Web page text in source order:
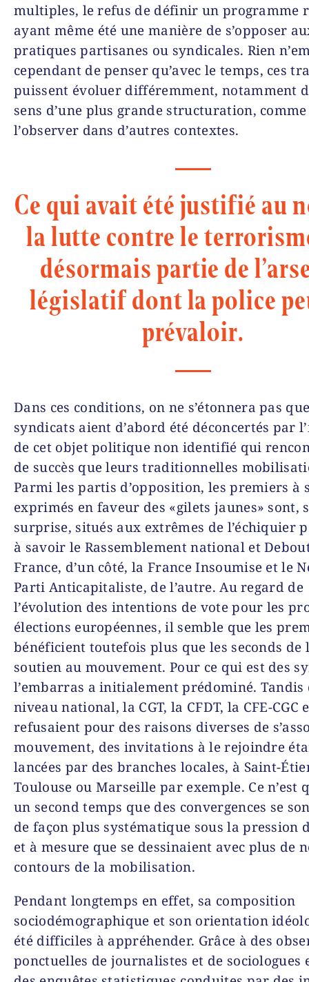
multiples, le refus de définir un programme
ayant même été une manière de s’opposer
pratiques partisanes ou syndicales. Rien
cependant de penser qu’avec le temps, ces
puissent évoluer différemment, notamment
sens d’une plus grande structuration,
l’observer dans d’autres contextes.
Ce qui avait été justifié au
la lutte contre le
désormais partie de
législatif dont la police
prévaloir.
Dans ces conditions, on ne s’étonnera pas
syndicats aient d’abord été déconcertés par
de cet objet politique non identifié qui
de succès que leurs traditionnelles
Parmi les partis d’opposition, les premiers à
exprimés en faveur des «gilets jaunes» sont,
surprise, situés aux extrêmes de l’échiquier
à savoir le Rassemblement national et
France, d’un côté, la France Insoumise et le
Parti Anticapitaliste, de l’autre. Au regard de
l’évolution des intentions de vote pour les
élections européennes, il semble que les
bénéficient toutefois plus que les seconds de
soutien au mouvement. Pour ce qui est des
l’embarras a initialement prédominé. Tandis
niveau national, la CGT, la CFDT, la CFE-CGC
refusaient pour des raisons diverses de
mouvement, des invitations à le rejoindre
lancées par des branches locales, à Saint-
Toulouse ou Marseille par exemple. Ce n’est
un second temps que des convergences se
de façon plus systématique sous la pression
et à mesure que se dessinaient avec plus de
contours de la mobilisation.
Pendant longtemps en effet, sa composition
sociodémographique et son orientation
été difficiles à appréhender. Grâce à des
ponctuelles de journalistes et de sociologues